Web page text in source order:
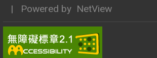
| Powered by NetView